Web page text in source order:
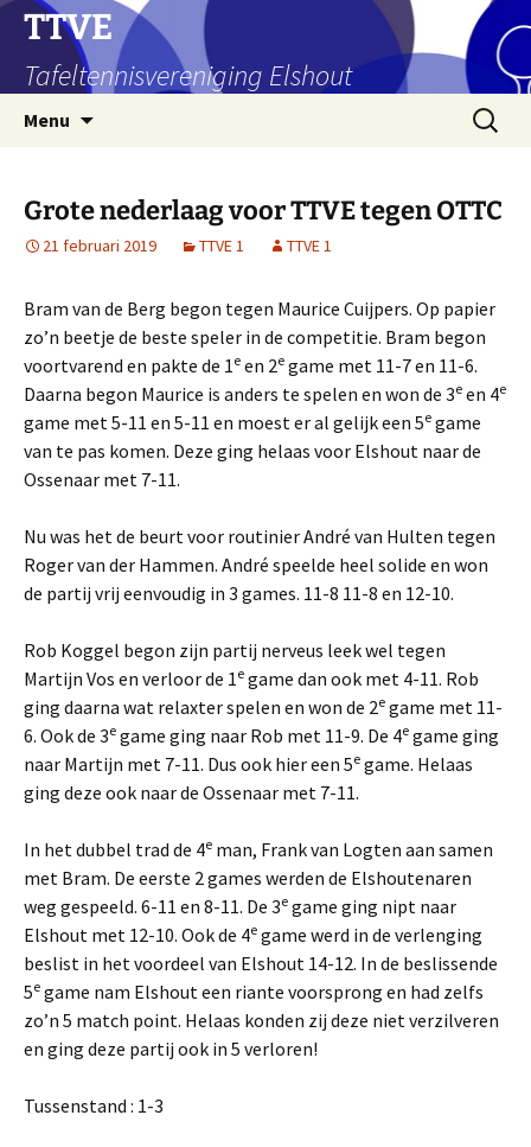
Ga
naar
inhoud
TTVE
Tafeltennisvereniging Elshout
Menu
Zoeken
naar:
Grote nederlaag voor TTVE tegen OTTC
21 februari 2019 TTVE 1 TTVE 1
Bram van de Berg begon tegen Maurice Cuijpers. Op papier
zo’n beetje de beste speler in de competitie. Bram begon
voortvarend en pakte de 1e en 2e game met 11-7 en 11-6.
Daarna begon Maurice is anders te spelen en won de 3e en 4e
game met 5-11 en 5-11 en moest er al gelijk een 5e game
van te pas komen. Deze ging helaas voor Elshout naar de
Ossenaar met 7-11.
Nu was het de beurt voor routinier André van Hulten tegen
Roger van der Hammen. André speelde heel solide en won
de partij vrij eenvoudig in 3 games. 11-8 11-8 en 12-10.
Rob Koggel begon zijn partij nerveus leek wel tegen
Martijn Vos en verloor de 1e game dan ook met 4-11. Rob
ging daarna wat relaxter spelen en won de 2e game met 11-
6. Ook de 3e game ging naar Rob met 11-9. De 4e game ging
naar Martijn met 7-11. Dus ook hier een 5e game. Helaas
ging deze ook naar de Ossenaar met 7-11.
In het dubbel trad de 4e man, Frank van Logten aan samen
met Bram. De eerste 2 games werden de Elshoutenaren
weg gespeeld. 6-11 en 8-11. De 3e game ging nipt naar
Elshout met 12-10. Ook de 4e game werd in de verlenging
beslist in het voordeel van Elshout 14-12. In de beslissende
5e game nam Elshout een riante voorsprong en had zelfs
zo’n 5 match point. Helaas konden zij deze niet verzilveren
en ging deze partij ook in 5 verloren!
Tussenstand : 1-3